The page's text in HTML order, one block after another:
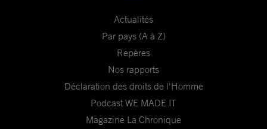
Actualités
Par pays (A à Z)
Repères
Nos rapports
Déclaration des droits de l'Homme
Podcast WE MADE IT
Magazine La Chronique